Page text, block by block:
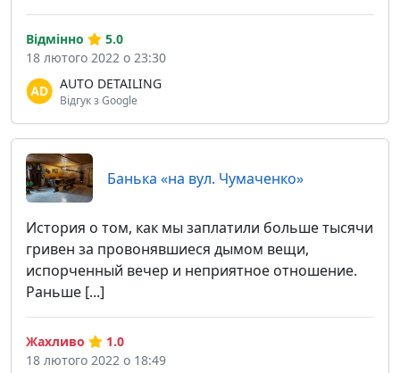
AUTO DETAILING
Відгук з Google
Відмінно
5.0
18 лютого 2022 о 23:30
Банька «на вул. Чумаченко»
История о том, как мы заплатили больше тысячи
гривен за провонявшиеся дымом вещи,
испорченный вечер и неприятное отношение.
Раньше [...]
Жахливо
1.0
18 лютого 2022 о 18:49